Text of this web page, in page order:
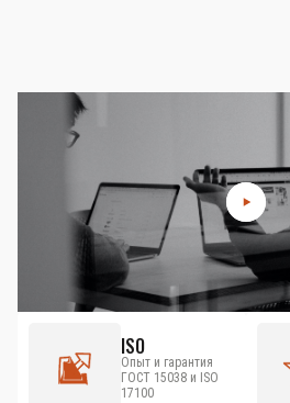
ISO
Опыт и гарантия
ГОСТ 15038 и ISO
17100